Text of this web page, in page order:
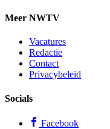
Meer NWTV
Vacatures
Redactie
Contact
Privacybeleid
Socials
Facebook